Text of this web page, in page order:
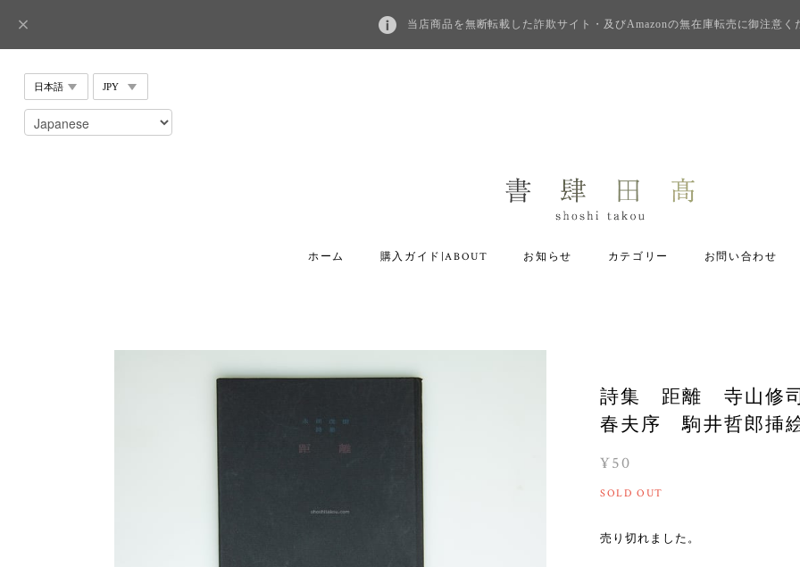
当店商品を無断転載した詐欺サイト・及びAmazonの無在庫転売に御注意く
ホーム 購入ガイド|ABOUT お知らせ カテゴリー お問い合わせ
詩集 距離 寺山修
春夫序 駒井哲郎挿
¥50
SOLD OUT
売り切れました。